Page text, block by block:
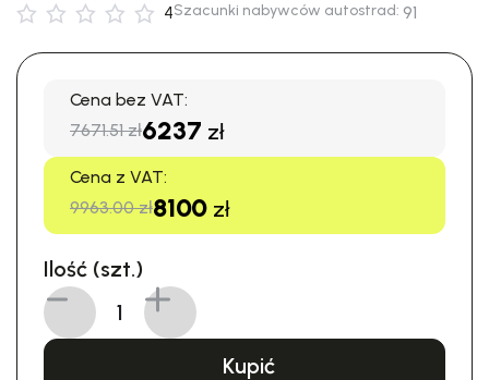
4Szacunki nabywców autostrad: 91
Cena bez VAT:
7671.51 zł6237 zł
Cena z VAT:
9963.00 zł8100 zł
Ilość (szt.)
Kupić